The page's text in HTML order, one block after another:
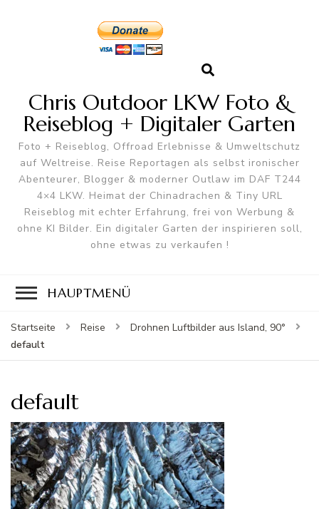
Chris Outdoor LKW Foto &
Reiseblog + Digitaler Garten
Foto + Reiseblog, Offroad Erlebnisse & Umweltschutz
auf Weltreise. Reise Reportagen als selbst ironischer
Abenteurer, Blogger & moderner Outlaw im DAF T244
4×4 LKW. Heimat der Chinadrachen & Tiny URL
Reiseblog mit echter Erfahrung, frei von Werbung &
ohne KI Bilder. Ein digitaler Garten der inspirieren soll,
ohne etwas zu verkaufen !
HAUPTMENÜ
Startseite Reise
Drohnen Luftbilder aus Island, 90°
default
default